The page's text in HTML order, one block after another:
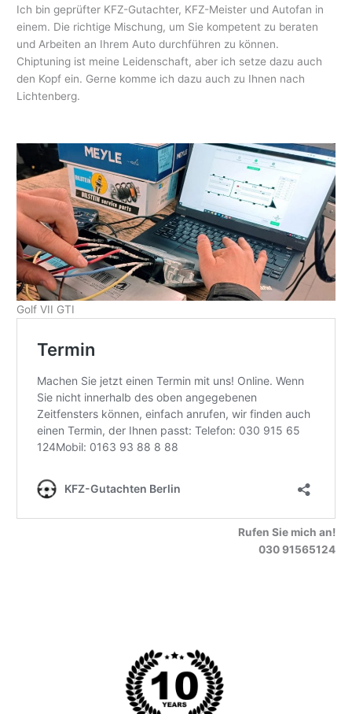
Ich bin geprüfter KFZ-Gutachter, KFZ-Meister und Autofan in
einem. Die richtige Mischung, um Sie kompetent zu beraten
und Arbeiten an Ihrem Auto durchführen zu können.
Chiptuning ist meine Leidenschaft, aber ich setze dazu auch
den Kopf ein. Gerne komme ich dazu auch zu Ihnen nach
Lichtenberg.
Golf VII GTI
Rufen Sie mich an!
030 91565124